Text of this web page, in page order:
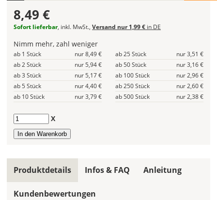
Du
Farbfeldern
die
gleiche
Farbe
wird
ein
Design
einfarbig.
die
Farbe
Deines
8,49 €
Sofort lieferbar, inkl. MwSt., Versand nur 1,99 € in DE
Nimm mehr, zahl weniger
ab 1 Stück
nur 8,49 €
ab 2 Stück
nur 5,94 €
ab 3 Stück
nur 5,17 €
ab 5 Stück
nur 4,40 €
ab 10 Stück
nur 3,79 €
ab 25 Stück
nur 3,51 €
ab 50 Stück
nur 3,16 €
ab 100 Stück
nur 2,96 €
ab 250 Stück
nur 2,60 €
ab 500 Stück
nur 2,38 €
Anzahl X
Produktdetails Infos & FAQ Anleitung
Kundenbewertungen